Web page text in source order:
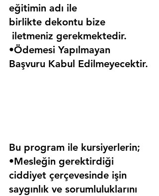
eğitimin adı ile
birlikte dekontu bize
iletmeniz gerekmektedir.
•Ödemesi Yapılmayan
Başvuru Kabul Edilmeyecektir.
Bu program ile kursiyerlerin;
•Mesleğin gerektirdiği
ciddiyet çerçevesinde işin
saygınlık ve sorumluluklarını